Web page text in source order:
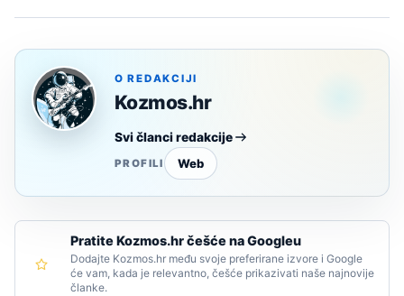
O REDAKCIJI
Kozmos.hr
Svi članci redakcije
PROFILI Web
Pratite Kozmos.hr češće na Googleu
Dodajte Kozmos.hr među svoje preferirane izvore i Google
će vam, kada je relevantno, češće prikazivati naše najnovije
članke.